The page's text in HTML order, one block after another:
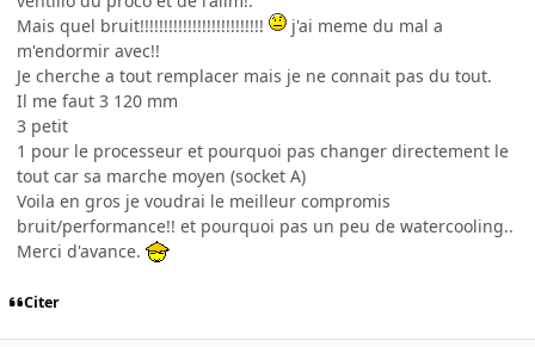
Mais quel bruit!!!!!!!!!!!!!!!!!!!!!!!!!!
j'ai meme du mal a
m'endormir avec!!
Je cherche a tout remplacer mais je ne connait pas du tout.
Il me faut 3 120 mm
3 petit
1 pour le processeur et pourquoi pas changer directement le
tout car sa marche moyen (socket A)
Voila en gros je voudrai le meilleur compromis
bruit/performance!! et pourquoi pas un peu de watercooling..
Merci d'avance.
Citer